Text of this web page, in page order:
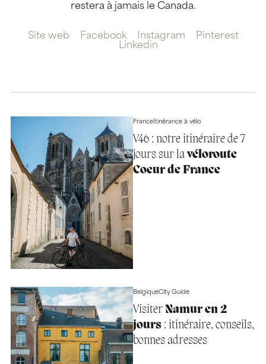
restera à jamais le Canada.
Site web Facebook Instagram
Pinterest
Linkedin
FranceItinérance à vélo
V46 : notre itinéraire de 7
jours sur lavéloroute
Coeur de France
BelgiqueCity Guide
Visiter Namur en 2
jours: itinéraire, conseils,
bonnes adresses